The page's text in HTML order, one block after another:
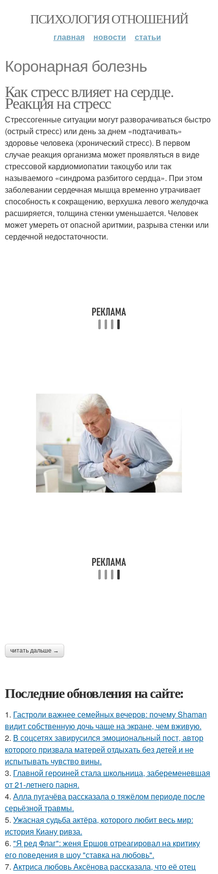
ПСИХОЛОГИЯ ОТНОШЕНИЙ
главная новости статьи
Коронарная болезнь
Как стресс влияет на сердце.
Реакция на стресс
Стрессогенные ситуации могут разворачиваться быстро
(острый стресс) или день за днем «подтачивать»
здоровье человека (хронический стресс). В первом
случае реакция организма может проявляться в виде
стрессовой кардиомиопатии такоцубо или так
называемого «синдрома разбитого сердца». При этом
заболевании сердечная мышца временно утрачивает
способность к сокращению, верхушка левого желудочка
расширяется, толщина стенки уменьшается. Человек
может умереть от опасной аритмии, разрыва стенки или
сердечной недостаточности.
читать дальше →
Последние обновления на сайте:
1. Гастроли важнее семейных вечеров: почему Shaman
видит собственную дочь чаще на экране, чем вживую.
2. В соцсетях завирусился эмоциональный пост, автор
которого призвала матерей отдыхать без детей и не
испытывать чувство вины.
3. Главной героиней стала школьница, забеременевшая
от 21-летнего парня.
4. Алла пугачёва рассказала о тяжёлом периоде после
серьёзной травмы.
5. Ужасная судьба актёра, которого любит весь мир:
история Киану ривза.
6. "Я ред Флаг": женя Ершов отреагировал на критику
его поведения в шоу "ставка на любовь".
7. Aктриса любовь Аксёнова рассказала, что её отец